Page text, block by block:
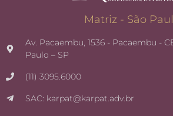
Matriz - São
Av. Pacaembu, 1536 - Pacaembu -
Paulo – SP
(11) 3095.6000
SAC: karpat@karpat.adv.br